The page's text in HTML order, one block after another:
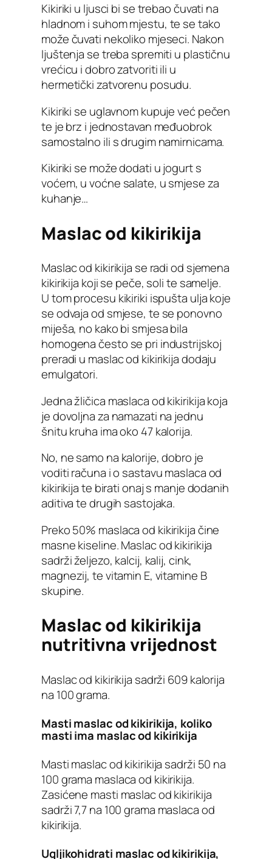
Kikiriki u ljusci bi se trebao čuvati na
hladnom i suhom mjestu, te se tako
može čuvati nekoliko mjeseci. Nakon
ljuštenja se treba spremiti u plastičnu
vrećicu i dobro zatvoriti ili u
hermetički zatvorenu posudu.
Kikiriki se uglavnom kupuje već pečen
te je brz i jednostavan međuobrok
samostalno ili s drugim namirnicama.
Kikiriki se može dodati u jogurt s
voćem, u voćne salate, u smjese za
kuhanje…
Maslac od kikirikija
Maslac od kikirikija se radi od sjemena
kikirikija koji se peče, soli te samelje.
U tom procesu kikiriki ispušta ulja koje
se odvaja od smjese, te se ponovno
miješa, no kako bi smjesa bila
homogena često se pri industrijskoj
preradi u maslac od kikirikija dodaju
emulgatori.
Jedna žličica maslaca od kikirikija koja
je dovoljna za namazati na jednu
šnitu kruha ima oko 47 kalorija.
No, ne samo na kalorije, dobro je
voditi računa i o sastavu maslaca od
kikirikija te birati onaj s manje dodanih
aditiva te drugih sastojaka.
Preko 50% maslaca od kikirikija čine
masne kiseline. Maslac od kikirikija
sadrži željezo, kalcij, kalij, cink,
magnezij, te vitamin E, vitamine B
skupine.
Maslac od kikirikija
nutritivna vrijednost
Maslac od kikirikija sadrži 609 kalorija
na 100 grama.
Masti maslac od kikirikija, koliko
masti ima maslac od kikirikija
Masti maslac od kikirikija sadrži 50 na
100 grama maslaca od kikirikija.
Zasićene masti maslac od kikirikija
sadrži 7,7 na 100 grama maslaca od
kikirikija.
Ugljikohidrati maslac od kikirikija,